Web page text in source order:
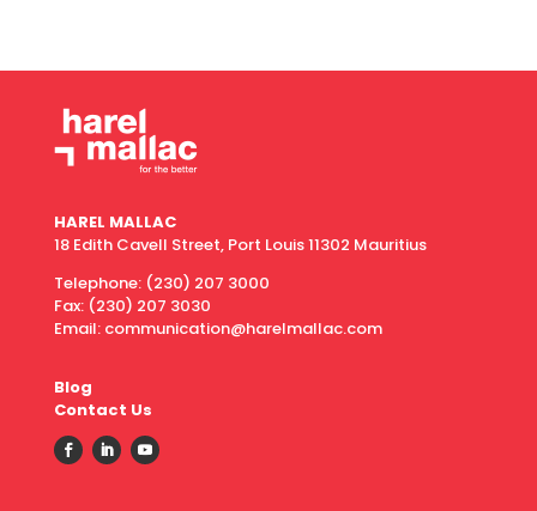
HAREL MALLAC
18 Edith Cavell Street, Port Louis 11302 Mauritius
Telephone: (230) 207 3000
Fax: (230) 207 3030
Email: communication@harelmallac.com
Blog
Contact Us